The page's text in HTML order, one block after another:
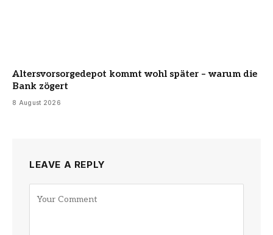
Altersvorsorgedepot kommt wohl später – warum die
Bank zögert
8 August 2026
LEAVE A REPLY